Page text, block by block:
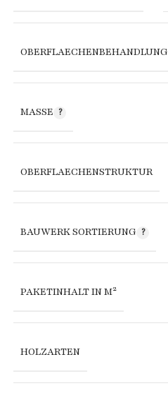
OBERFLAECHENBEHANDLUNG
MASSE
OBERFLAECHENSTRUKTUR
BAUWERK SORTIERUNG
PAKETINHALT IN M²
HOLZARTEN